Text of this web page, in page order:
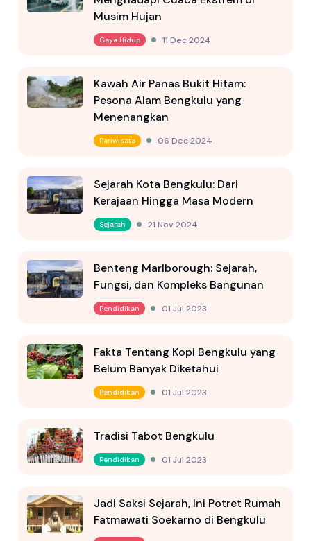
Musim Hujan
Gaya Hidup 11 Dec 2024
Kawah Air Panas Bukit Hitam:
Pesona Alam Bengkulu yang
Menenangkan
Pariwisata 06 Dec 2024
Sejarah Kota Bengkulu: Dari
Kerajaan Hingga Masa Modern
Sejarah 21 Nov 2024
Benteng Marlborough: Sejarah,
Fungsi, dan Kompleks Bangunan
Pendidikan 01 Jul 2023
Fakta Tentang Kopi Bengkulu yang
Belum Banyak Diketahui
Pendidikan 01 Jul 2023
Tradisi Tabot Bengkulu
Pendidikan 01 Jul 2023
Jadi Saksi Sejarah, Ini Potret Rumah
Fatmawati Soekarno di Bengkulu